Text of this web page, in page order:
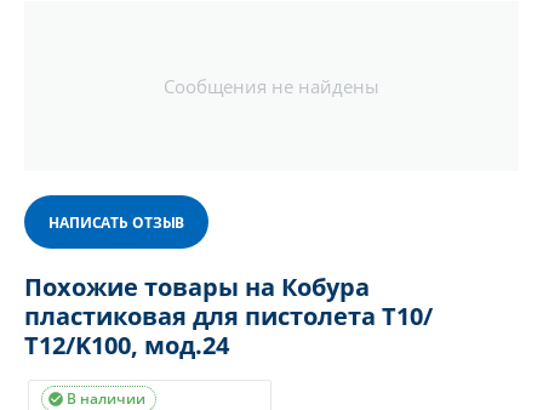
Сообщения не найдены
НАПИСАТЬ ОТЗЫВ
Похожие товары на Кобура
пластиковая для пистолета Т10/
Т12/K100, мод.24
В наличии
